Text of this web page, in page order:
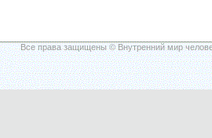
Все права защищены © Внутренний мир